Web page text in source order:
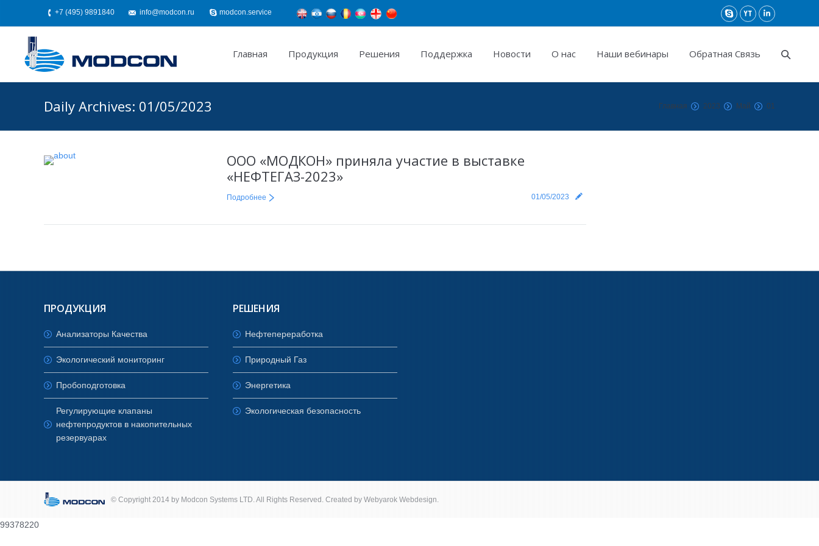
+7 (495) 9891840 info@modcon.ru modcon.service
Главная Продукция Pешения Поддержка Новости О нас Наши вебинары Обратная Связь
Daily Archives: 01/05/2023 Главная 2023 Май 01
ООО «МОДКОН» приняла участие в выставке
«НЕФТЕГАЗ-2023»
01/05/2023
Подробнее
ПРОДУКЦИЯ
Анализаторы Качества
Экологический мониторинг
Пробоподготовка
Регулирующие клапаны
нефтепродуктов в накопительных
резервуарах
РЕШЕНИЯ
Нефтепереработка
Природный Газ
Энергетика
Экологическая безопасность
© Copyright 2014 by Modcon Systems LTD.All Rights Reserved. Created by Webyarok Webdesign.
99378220